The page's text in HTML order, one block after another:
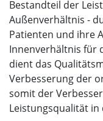
Bestandteil der
Außenverhältnis -
Patienten und ihre
Innenverhältnis für
dient das
Verbesserung der
somit der
Leistungsqualität in